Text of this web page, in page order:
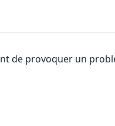
de provoquer un